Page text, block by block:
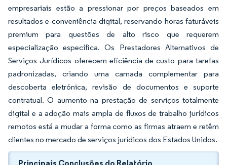
empresariais estão a pressionar por preços baseados em
resultados e conveniência digital, reservando horas faturáveis
premium para questões de alto risco que requerem
especialização específica. Os Prestadores Alternativos de
Serviços Jurídicos oferecem eficiência de custo para tarefas
padronizadas, criando uma camada complementar para
descoberta eletrónica, revisão de documentos e suporte
contratual. O aumento na prestação de serviços totalmente
digital e a adoção mais ampla de fluxos de trabalho jurídicos
remotos está a mudar a forma como as firmas atraem e retêm
clientes no mercado de serviços jurídicos dos Estados Unidos.
Principais Conclusões do Relatório